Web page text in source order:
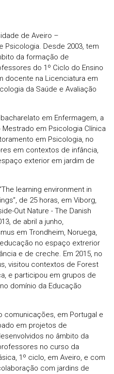
de Aveiro –
Psicologia. Desde 2003, tem
da formação de
do 1º Ciclo do Ensino
docente na Licenciatura em
da Saúde e Avaliação
em Enfermagem, a
em Psicologia Clínica
em Psicologia, no
em contextos de infância,
exterior em jardim de
learning environment in
de 25 horas, em Viborg,
Out Nature - The Danish
de abril a junho,
em Trondheim, Noruega,
no espaço extrerior
e de creche. Em 2015, no
visitou contextos de Forest
e participou em grupos de
domínio da Educação
comunicações, em Portugal e
em projetos de
no âmbito da
no curso da
1º ciclo, em Aveiro, e com
com jardins de